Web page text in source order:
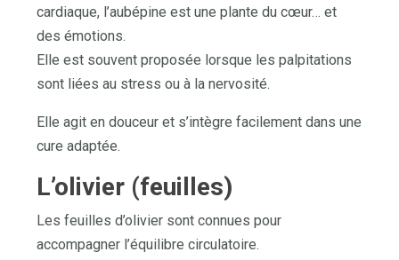
cardiaque, l’aubépine est une plante du cœur… et
des émotions.
Elle est souvent proposée lorsque les palpitations
sont liées au stress ou à la nervosité.
Elle agit en douceur et s’intègre facilement dans une
cure adaptée.
L’olivier (feuilles)
Les feuilles d’olivier sont connues pour
accompagner l’équilibre circulatoire.